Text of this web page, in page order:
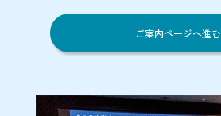
ご案内ページへ進む